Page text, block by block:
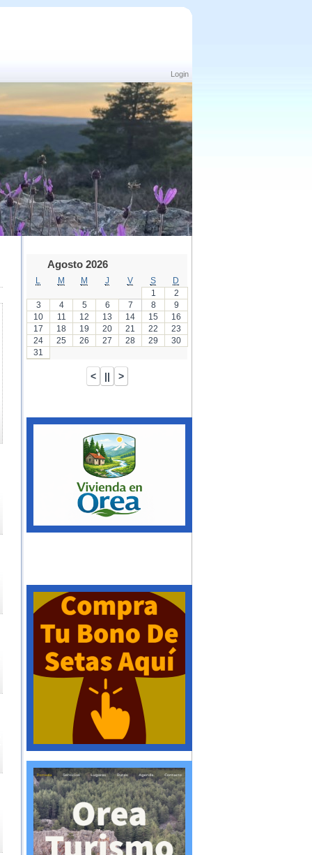
Login
Agosto 2026
M M J V S
D
1
2
3
4 5 6 7 8
9
10
11 12 13 14 15
16
17
18 19 20 21 22
23
24
25 26 27 28 29
30
31